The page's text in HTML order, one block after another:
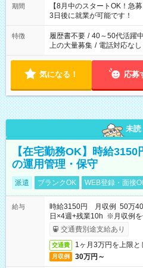
「できれば残業はしたくな
ね。 ※Wワーク希望の方へ 今ご覧のお仕事で希望する勤務時間
と、もう1つのお仕事の勤務
合は応募できません。
期間
【8月中のスタートOK！急
3日後に就業が可能です！
特徴 履歴書不要 / 40～50代活躍中
上の大量募集 / 電話対応なし
気になる！ 応募
未読
【在宅勤務OK】時給
の運用管理・保守
派遣 ブランクOK WEB登録・面接
給与
時給3150円 月収例 50万
日×4週+残業10h ※月収例を
交通費別途支給あり
交通費 1ヶ月3万円を上限と
月収例 30万円～